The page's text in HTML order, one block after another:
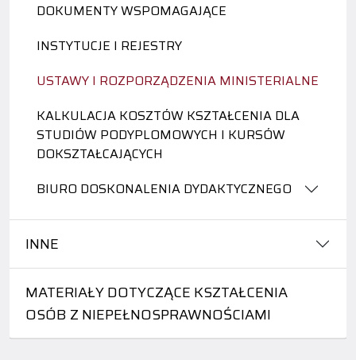
DOKUMENTY WSPOMAGAJĄCE
INSTYTUCJE I REJESTRY
USTAWY I ROZPORZĄDZENIA MINISTERIALNE
KALKULACJA KOSZTÓW KSZTAŁCENIA DLA
STUDIÓW PODYPLOMOWYCH I KURSÓW
DOKSZTAŁCAJĄCYCH
BIURO DOSKONALENIA DYDAKTYCZNEGO
INNE
MATERIAŁY DOTYCZĄCE KSZTAŁCENIA
OSÓB Z NIEPEŁNOSPRAWNOŚCIAMI